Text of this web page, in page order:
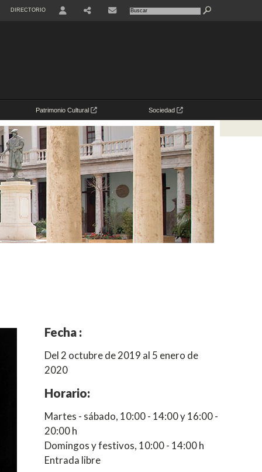
DIRECTORIO
Patrimonio Cultural Sociedad
Fecha :
Del 2 octubre de 2019 al 5 enero de
2020
Horario:
Martes - sábado, 10:00 - 14:00 y 16:00 -
20:00 h
Domingos y festivos, 10:00 - 14:00 h
Entrada libre